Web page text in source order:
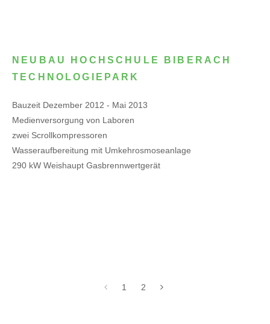
NEUBAU HOCHSCHULE BIBERACH
TECHNOLOGIEPARK
Bauzeit Dezember 2012 - Mai 2013
Medienversorgung von Laboren
zwei Scrollkompressoren
Wasseraufbereitung mit Umkehrosmoseanlage
290 kW Weishaupt Gasbrennwertgerät
1 2